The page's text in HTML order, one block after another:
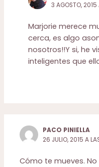
3 AGOSTO, 2015
Marjorie merece
cerca, es algo
nosotros!!Y si, he
inteligentes que
PACO PINIELLA
26 JULIO, 2015 A
Cómo te mueves. No